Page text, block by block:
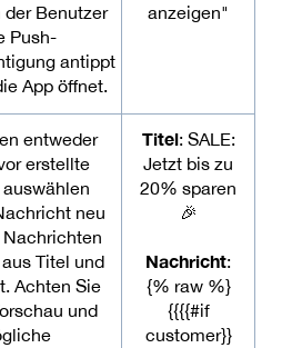
der Benutzer
Push-
antippt
App öffnet.
anzeigen"
entweder
erstellte
auswählen
neu
Titel und
Achten Sie
und
Titel: SALE:
Jetzt bis zu
20% sparen
🎉
Nachricht:
{% raw %}
{{{{#if
customer}}